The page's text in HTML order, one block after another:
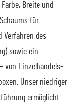
Breite und
für
Verfahren des
sowie ein
von Einzelhandels-
Unser niedriger
ermöglicht